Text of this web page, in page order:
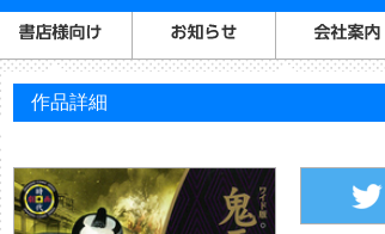
作品詳細